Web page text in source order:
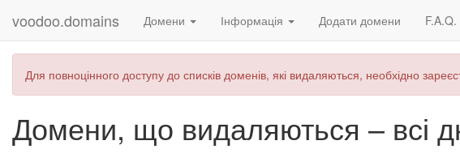
voodoo.domains Домени Інформація Додати домени F.A.Q.
Для повноцінного доступу до списків доменів, які видаляються, необхідно
Домени, що видаляються – всі